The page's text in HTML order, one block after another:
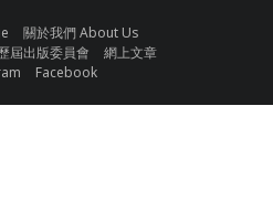
關於我們 About Us
屆出版委員會
網上文章
Facebook